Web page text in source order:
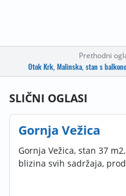
Prethodni
Otok Krk, Malinska, stan s
SLIČNI OGLASI
Gornja Vežica
Gornja Vežica, stan 37
blizina svih sadržaja,